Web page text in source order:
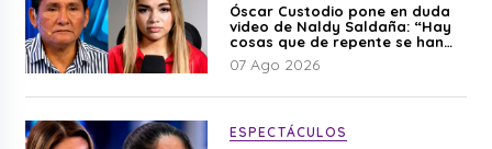
Óscar Custodio pone en duda
video de Naldy Saldaña: “Hay
cosas que de repente se han
editado”
07 Ago 2026
ESPECTÁCULOS